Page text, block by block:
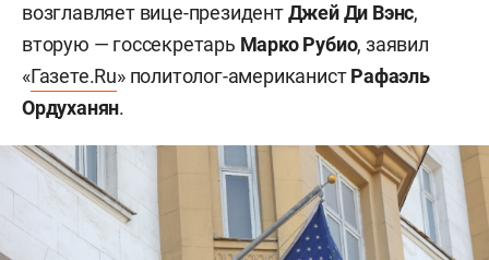
возглавляет вице-президентДжей Ди Вэнс,
вторую — госсекретарь Марко Рубио, заявил
«Газете.Ru» политолог-американистРафаэль
Ордуханян.